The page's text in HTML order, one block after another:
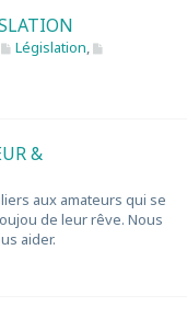
Législation,
&
aux amateurs qui se
de leur rêve. Nous
aider.